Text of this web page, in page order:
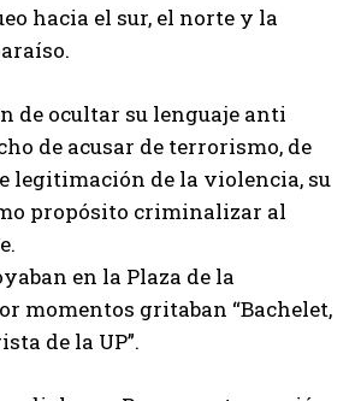
hacia el sur, el norte y la
de ocultar su lenguaje anti
de acusar de terrorismo, de
legitimación de la violencia, su
propósito criminalizar al
en la Plaza de la
momentos gritaban “Bachelet,
de la UP”.